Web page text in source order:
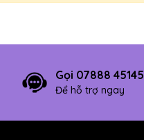
Gọi 07888 45145
Để hỗ trợ ngay